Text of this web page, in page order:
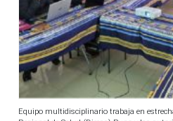
Equipo multidisciplinario trabaja en